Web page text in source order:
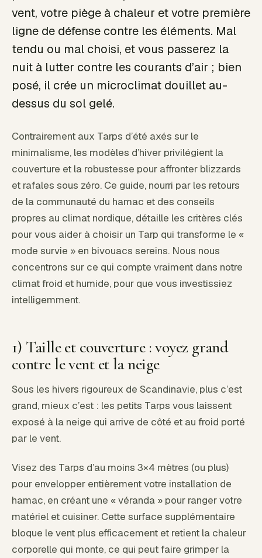
vent, votre piège à chaleur et votre première
ligne de défense contre les éléments. Mal
tendu ou mal choisi, et vous passerez la
nuit à lutter contre les courants d’air ; bien
posé, il crée un microclimat douillet au-
dessus du sol gelé.
Contrairement aux Tarps d’été axés sur le
minimalisme, les modèles d’hiver privilégient la
couverture et la robustesse pour affronter blizzards
et rafales sous zéro. Ce guide, nourri par les retours
de la communauté du hamac et des conseils
propres au climat nordique, détaille les critères clés
pour vous aider à choisir un Tarp qui transforme le «
mode survie » en bivouacs sereins. Nous nous
concentrons sur ce qui compte vraiment dans notre
climat froid et humide, pour que vous investissiez
intelligemment.
1) Taille et couverture : voyez grand
contre le vent et la neige
Sous les hivers rigoureux de Scandinavie, plus c’est
grand, mieux c’est : les petits Tarps vous laissent
exposé à la neige qui arrive de côté et au froid porté
par le vent.
Visez des Tarps d’au moins 3×4 mètres (ou plus)
pour envelopper entièrement votre installation de
hamac, en créant une « véranda » pour ranger votre
matériel et cuisiner. Cette surface supplémentaire
bloque le vent plus efficacement et retient la chaleur
corporelle qui monte, ce qui peut faire grimper la